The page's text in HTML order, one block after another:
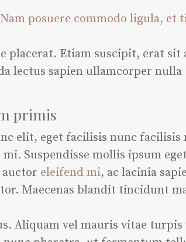
Nam posuere commodo ligula, et
placerat. Etiam suscipit, erat
lectus sapien ullamcorper nulla
primis
elit, eget facilisis nunc
Suspendisse mollis ipsum
eleifend mi, ac lacinia
Maecenas blandit tincidunt
Aliquam vel mauris vitae